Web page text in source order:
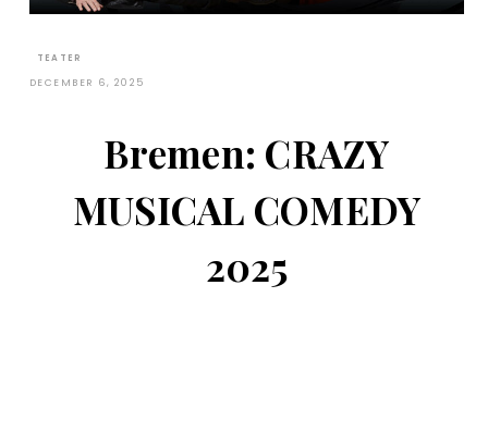
TEATER
DECEMBER 6, 2025
Bremen: CRAZY
MUSICAL COMEDY
2025